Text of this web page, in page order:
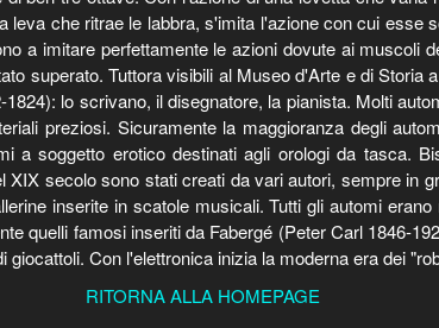
che ritrae le labbra, s'imita l'azione con cui esse
a imitare perfettamente le azioni dovute ai muscoli
superato. Tuttora visibili al Museo d'Arte e di
lo scrivano, il disegnatore, la pianista. Molti
preziosi. Sicuramente la maggioranza degli
a soggetto erotico destinati agli orologi da tasca.
secolo sono stati creati da vari autori, sempre in
inserite in scatole musicali. Tutti gli automi
quelli famosi inseriti da Fabergé (Peter Carl 1846-
Con l'elettronica inizia la moderna era dei
RITORNA ALLA HOMEPAGE